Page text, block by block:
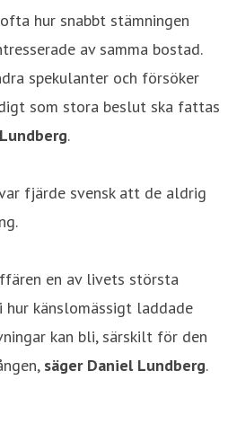
hur snabbt stämningen
av samma bostad.
spekulanter och försöker
som stora beslut ska fattas
.
fjärde svensk att de aldrig
en av livets största
hur känslomässigt laddade
kan bli, särskilt för den
säger Daniel Lundberg.